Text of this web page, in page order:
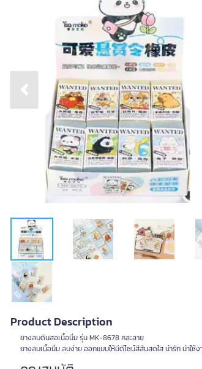
Previous slide
Product Description
ยางลบดินสอเนื้อนิ่ม รุ่น MK-8678 คละลาย
ยางลบเนื้อนิ่ม ลบง่าย ออกแบบให้มีดีไซน์สีสันสดใส น่ารัก น่า